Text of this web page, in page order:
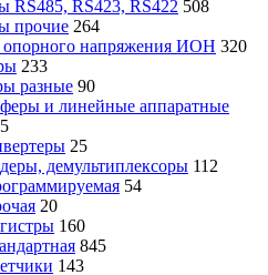
RS485, RS423, RS422 508
прочие 264
напряжения ИОН 320
233
разные 90
и линейные аппаратные
25
демультиплексоры 112
54
20
160
845
143